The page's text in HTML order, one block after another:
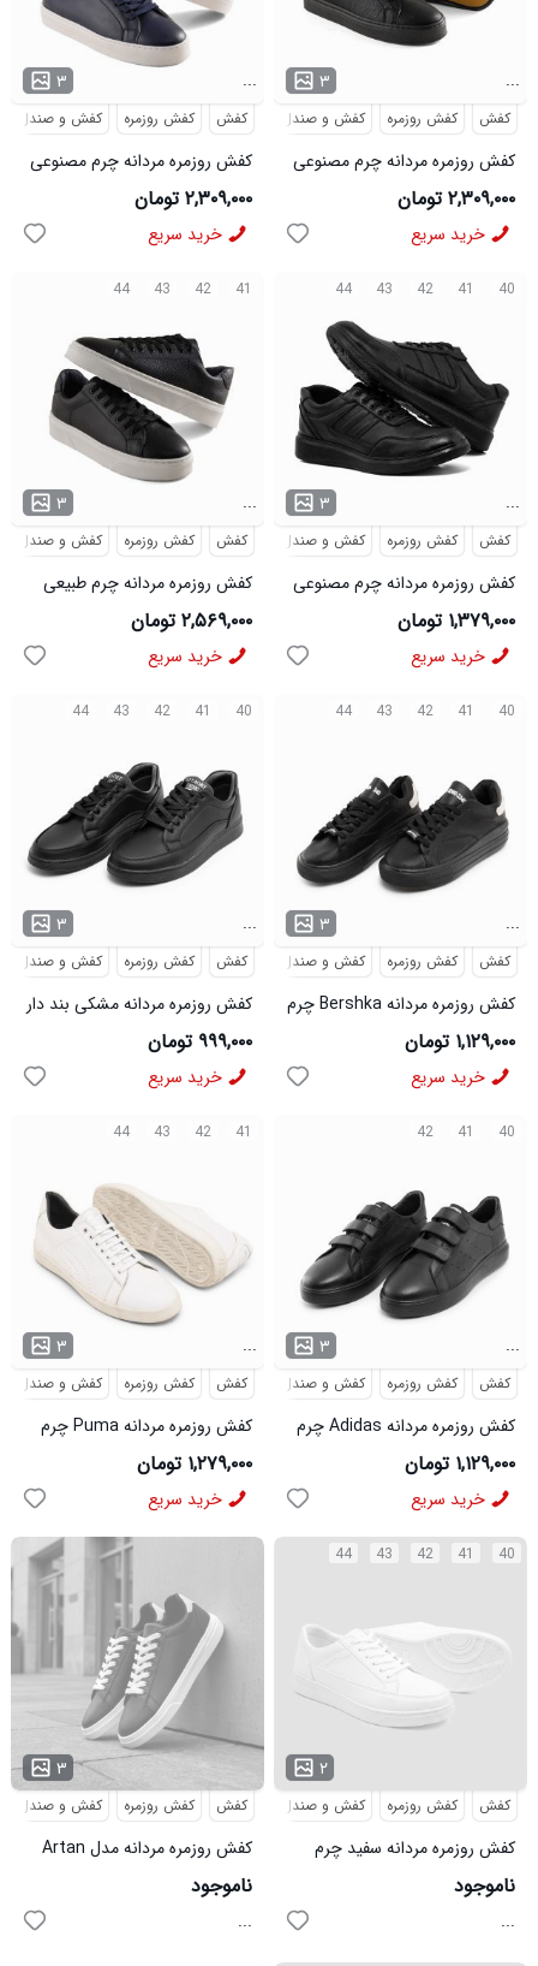
۳ ...
کفش کفش روزمره کفش و صندل
کفش روزمره مردانه چرم مصنوعی
سرمه ای بند دار مدل 48636
۲,۳۰۹,۰۰۰ تومان
خرید سریع
۳ ...
کفش کفش روزمره کفش و صندل
کفش روزمره مردانه چرم مصنوعی
مشکی بند دار مدل 48637
۲,۳۰۹,۰۰۰ تومان
خرید سریع
41
42
43
44
۳ ...
کفش کفش روزمره کفش و صندل
کفش روزمره مردانه چرم طبیعی
بند دار مدل 48638
۲,۵۶۹,۰۰۰ تومان
خرید سریع
40
41
42
43
44
۳ ...
کفش کفش روزمره کفش و صندل
کفش روزمره مردانه چرم مصنوعی
مشکی مدل 48333
۱,۳۷۹,۰۰۰ تومان
خرید سریع
40
41
42
43
44
۳ ...
کفش کفش روزمره کفش و صندل
کفش روزمره مردانه مشکی بند دار
مدل 46615
۹۹۹,۰۰۰ تومان
خرید سریع
40
41
42
43
44
۳ ...
کفش کفش روزمره کفش و صندل
کفش روزمره مردانه Bershka چرم
مصنوعی بند دار مشکی مدل
46470
۱,۱۲۹,۰۰۰ تومان
خرید سریع
41
42
43
44
۳ ...
کفش کفش روزمره کفش و صندل
کفش روزمره مردانه Puma چرم
مصنوعی بند دار سفید مدل
46489
۱,۲۷۹,۰۰۰ تومان
خرید سریع
40
41
42
۳ ...
کفش کفش روزمره کفش و صندل
کفش روزمره مردانه Adidas چرم
مصنوعی مشکی مدل 46477
۱,۱۲۹,۰۰۰ تومان
خرید سریع
۳
کفش کفش روزمره کفش و صندل
کفش روزمره مردانه مدل Artan
مشکی
ناموجود
...
40
41
42
43
44
۲
کفش کفش روزمره کفش و صندل
کفش روزمره مردانه سفید چرم
مصنوعی بند دار مدل 49635
ناموجود
...